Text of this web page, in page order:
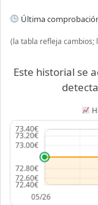
Última
(la tabla refleja cambios;
Este historial se